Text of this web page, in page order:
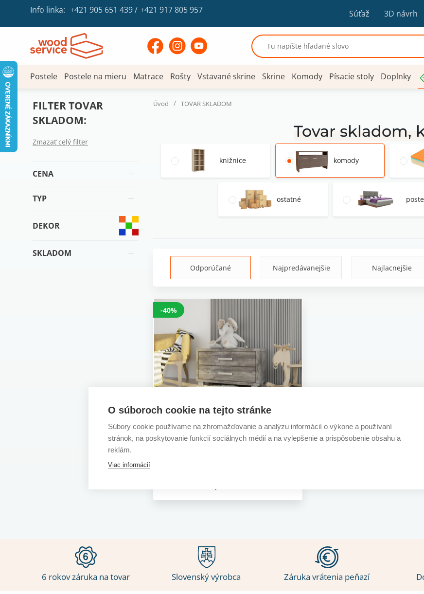
Info linka: +421 905 651 439/ +421 917 805 957 Súťaž 3D návrh
Postele Postele na mieru Matrace Rošty Vstavané skrine Skrine Komody Písacie stoly Doplnky
FILTER TOVAR
SKLADOM:
Zmazať celý filter
CENA
TYP
DEKOR
SKLADOM
Úvod / TOVAR SKLADOM
Tovar skladom,
knižnice komody
ostatné
Odporúčané Najpredávanejšie Najlacnejšie
-40%
Komoda K2-2, Borovica Jackson -
výpredaj
261,25 €
6 rokov záruka na tovar Slovenský výrobca Záruka vrátenia peňazí
O súboroch cookie na tejto stránke
Súbory cookie používame na zhromažďovanie a analýzu informácií o výkone a používaní
stránok, na poskytovanie funkcií sociálnych médií a na vylepšenie a prispôsobenie obsahu a
reklám.
Viac informácií